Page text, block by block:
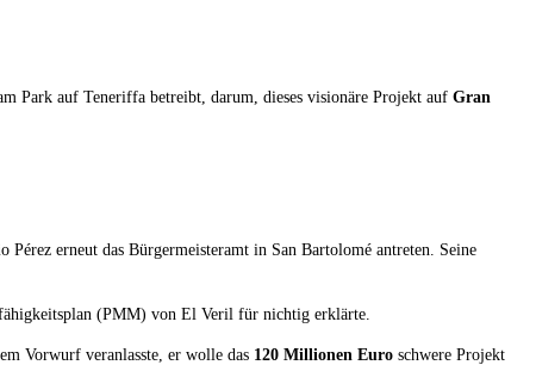
Park auf Teneriffa betreibt, darum, dieses visionäre Projekt auf Gran
erneut das Bürgermeisteramt in San Bartolomé antreten. Seine
(PMM) von El Veril für nichtig erklärte.
Vorwurf veranlasste, er wolle das 120 Millionen Euro schwere Projekt